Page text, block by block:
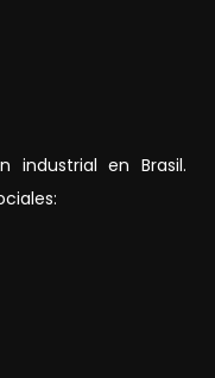
industrial en Brasil.